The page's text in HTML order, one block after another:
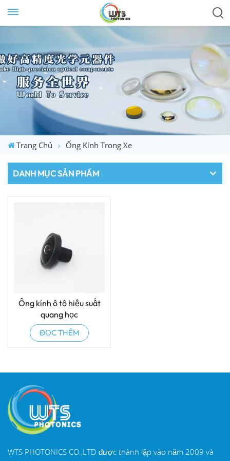
Trang Chủ Ống Kính Trong Xe
DANH MỤC SẢN PHẨM
Ống kính ô tô hiệu suất
quang học
ĐỌC THÊM
WTS PHOTONICS CO.,LTD được thành lập vào năm 2009 và